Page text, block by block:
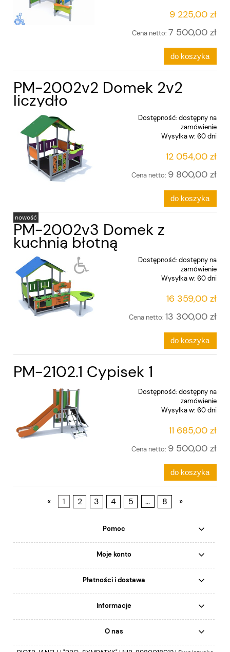
9 225,00 zł
Cena netto: 7 500,00 zł
do koszyka
PM-2002v2 Domek 2v2
liczydło
Dostępność: dostępny na
zamówienie
Wysyłka w: 60 dni
12 054,00 zł
Cena netto: 9 800,00 zł
do koszyka
PM-2002v3 Domek z
kuchnią błotną
Dostępność: dostępny na
zamówienie
Wysyłka w: 60 dni
16 359,00 zł
Cena netto: 13 300,00 zł
do koszyka
nowość
PM-2102.1 Cypisek 1
Dostępność: dostępny na
zamówienie
Wysyłka w: 60 dni
11 685,00 zł
Cena netto: 9 500,00 zł
do koszyka
« 1 2 3 4 5 ... 8 »
Pomoc
Moje konto
Płatności i dostawa
Informacje
O nas